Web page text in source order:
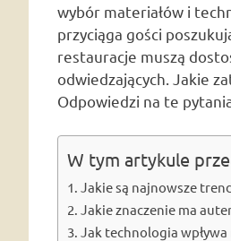
wybór materiałów i
przyciąga gości
restauracje muszą
odwiedzających. Jakie
Odpowiedzi na te
W tym artykule
Jakie są najnowsze
Jakie znaczenie ma
Jak technologia